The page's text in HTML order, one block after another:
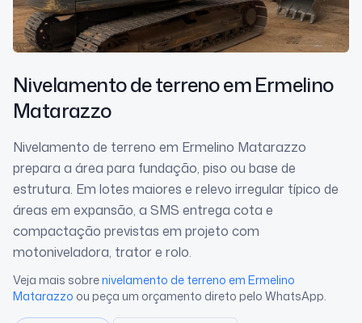
Nivelamento de terrenoem Ermelino
Matarazzo
Nivelamento de terreno em Ermelino Matarazzo
prepara a área para fundação, piso ou base de
estrutura. Em lotes maiores e relevo irregular típico de
áreas em expansão, a SMS entrega cota e
compactação previstas em projeto com
motoniveladora, trator e rolo.
Veja mais sobrenivelamento de terreno em Ermelino
Matarazzo ou peça um orçamento direto pelo WhatsApp.